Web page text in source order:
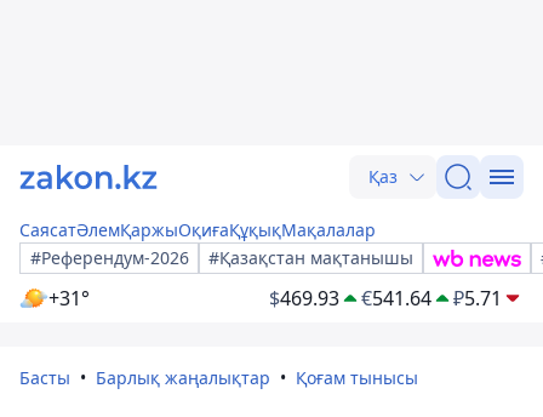
Қаз
СаясатӘлемҚаржыОқиғаҚұқықМақалалар
#Референдум-2026
#Қазақстан мақтанышы
+31° $469.93 €541.64 ₽5.71
Басты Барлық жаңалықтар Қоғам тынысы